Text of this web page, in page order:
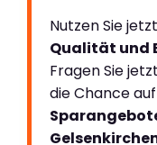
Nutzen Sie
Qualität und
Fragen Sie
die Chance auf